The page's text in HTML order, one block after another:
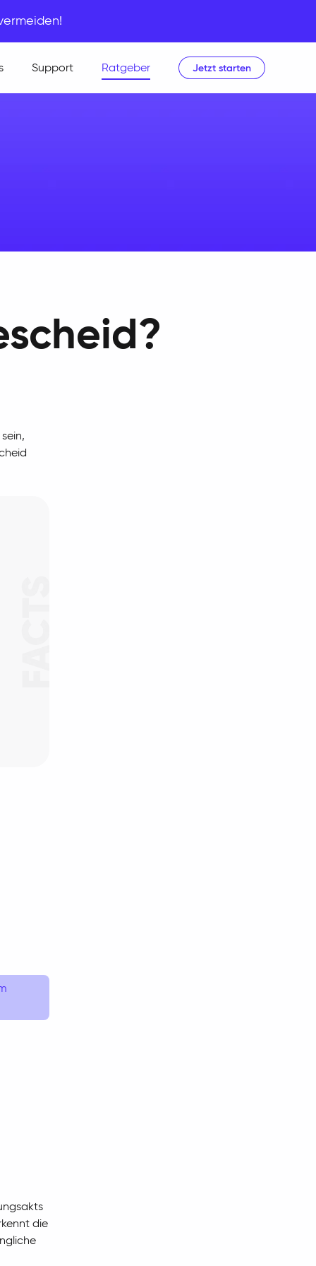
Support Ratgeber Jetzt starten
die